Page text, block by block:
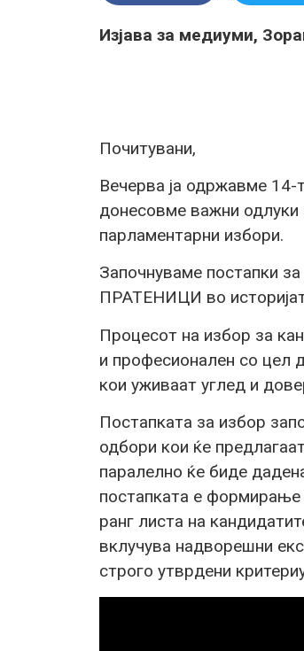
Изјава за медиуми,
Почитувани,
Вечерва ја одржавме
донесовме важни
парламентарни избори.
Започнуваме
ПРАТЕНИЦИ во
Процесот на избор за
и професионален со цел
кои уживаат углед и
Постапката за избор
одбори кои ќе
паралелно ќе биде
постапката е формирање
ранг листа на
вклучува надворешни
строго утврдени